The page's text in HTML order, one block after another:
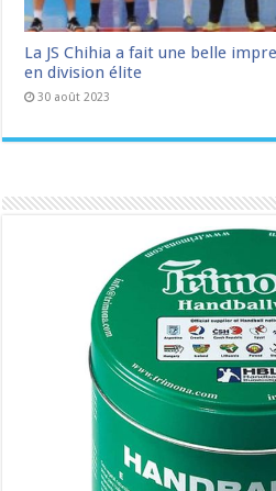
La JS Chihia a fait une belle
en division élite
30 août 2023